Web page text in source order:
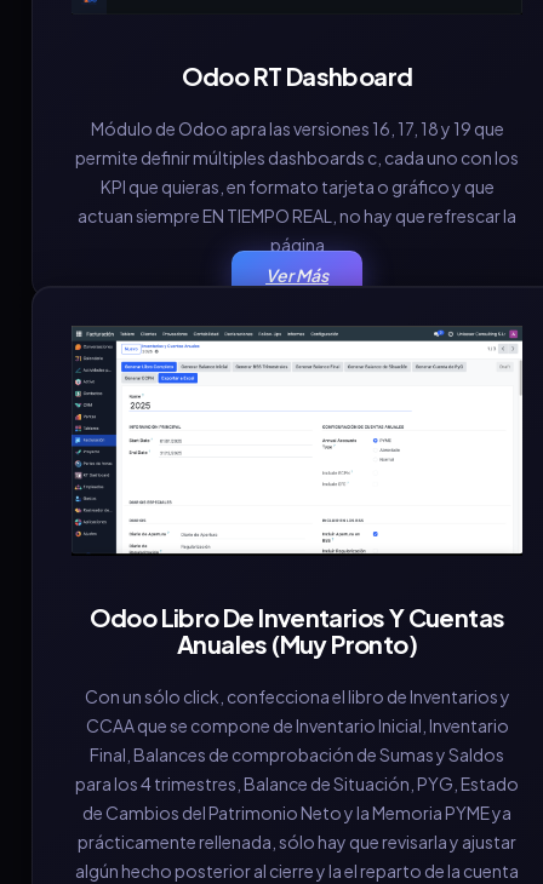
Odoo RT Dashboard
Módulo de Odoo apra las versiones 16, 17, 18 y 19 que
permite definir múltiples dashboards c, cada uno con los
KPI que quieras, en formato tarjeta o gráfico y que
actuan siempre EN TIEMPO REAL, no hay que refrescar la
página
Ver Más
Odoo Libro De Inventarios Y Cuentas
Anuales (Muy Pronto)
Con un sólo click, confecciona el libro de Inventarios y
CCAA que se compone de Inventario Inicial, Inventario
Final, Balances de comprobación de Sumas y Saldos
para los 4 trimestres, Balance de Situación, PYG, Estado
de Cambios del Patrimonio Neto y la Memoria PYME ya
prácticamente rellenada, sólo hay que revisarla y ajustar
algún hecho posterior al cierre y la el reparto de la cuenta